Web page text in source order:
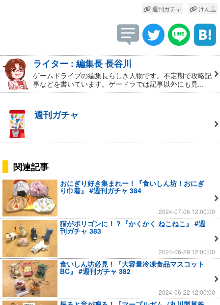
週刊ガチャ けん玉
ライター : 編集長 長谷川
ゲームドライブの編集長らしき人物です。不定期で攻略記
事などを書いています。ゲードラでは記事以外にも見...
週刊ガチャ
関連記事
おにぎり好き集まれー！『食いしん坊！おにぎ
り巾着』 #週刊ガチャ 384
2024-07-06 12:00:00
猫がポリゴンに！？『かくかく ねこねこ』 #週
刊ガチャ 383
2024-06-29 12:00:00
食いしん坊必見！『大容量冷凍食品マスコット
BC』 #週刊ガチャ 382
2024-06-22 12:00:00